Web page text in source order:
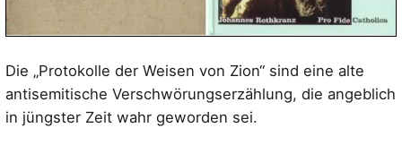
Die „Protokolle der Weisen von Zion“ sind eine alte
antisemitische Verschwörungserzählung, die angeblich
in jüngster Zeit wahr geworden sei.